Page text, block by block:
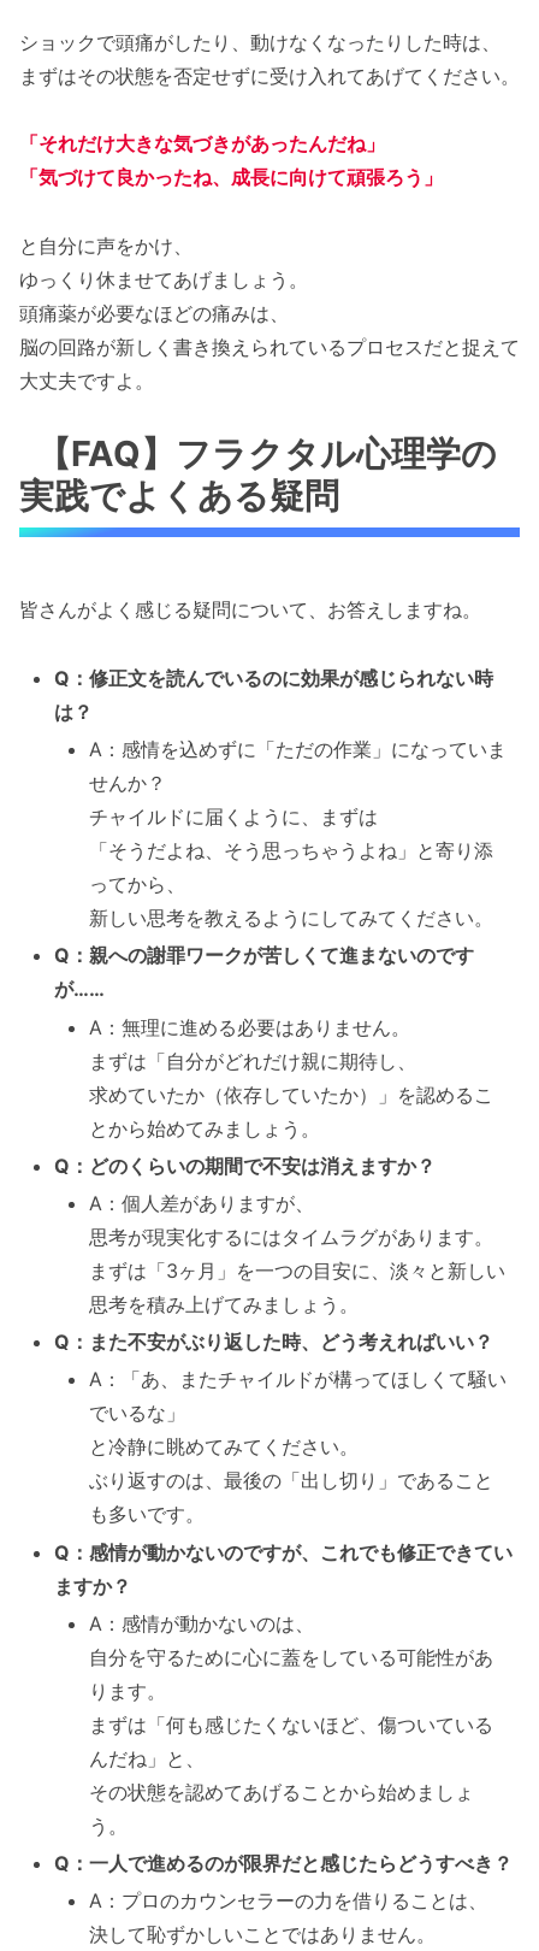
ショックで頭痛がしたり、動けなくなったりした時は、
まずはその状態を否定せずに受け入れてあげてください。
「それだけ大きな気づきがあったんだね」
「気づけて良かったね、成長に向けて頑張ろう」
と自分に声をかけ、
ゆっくり休ませてあげましょう。
頭痛薬が必要なほどの痛みは、
脳の回路が新しく書き換えられているプロセスだと捉えて
大丈夫ですよ。
【FAQ】フラクタル心理学の
実践でよくある疑問
皆さんがよく感じる疑問について、お答えしますね。
Q：修正文を読んでいるのに効果が感じられない時
は？
A：感情を込めずに「ただの作業」になっていま
せんか？
チャイルドに届くように、まずは
「そうだよね、そう思っちゃうよね」と寄り添
ってから、
新しい思考を教えるようにしてみてください。
Q：親への謝罪ワークが苦しくて進まないのです
が……
A：無理に進める必要はありません。
まずは「自分がどれだけ親に期待し、
求めていたか（依存していたか）」を認めるこ
とから始めてみましょう。
Q：どのくらいの期間で不安は消えますか？
A：個人差がありますが、
思考が現実化するにはタイムラグがあります。
まずは「3ヶ月」を一つの目安に、淡々と新しい
思考を積み上げてみましょう。
Q：また不安がぶり返した時、どう考えればいい？
A：「あ、またチャイルドが構ってほしくて騒い
でいるな」
と冷静に眺めてみてください。
ぶり返すのは、最後の「出し切り」であること
も多いです。
Q：感情が動かないのですが、これでも修正できてい
ますか？
A：感情が動かないのは、
自分を守るために心に蓋をしている可能性があ
ります。
まずは「何も感じたくないほど、傷ついている
んだね」と、
その状態を認めてあげることから始めましょ
う。
Q：一人で進めるのが限界だと感じたらどうすべき？
A：プロのカウンセラーの力を借りることは、
決して恥ずかしいことではありません。